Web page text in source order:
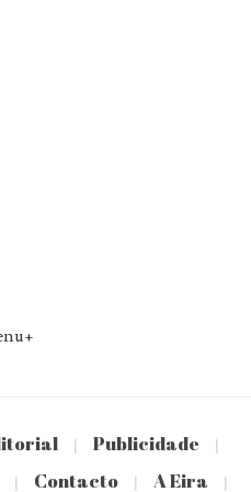
| Publicidade |
| Contacto | A Eira |